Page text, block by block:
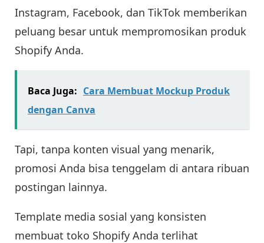
Instagram, Facebook, dan TikTok memberikan
peluang besar untuk mempromosikan produk
Shopify Anda.
Baca Juga: Cara Membuat Mockup Produk
dengan Canva
Tapi, tanpa konten visual yang menarik,
promosi Anda bisa tenggelam di antara ribuan
postingan lainnya.
Template media sosial yang konsisten
membuat toko Shopify Anda terlihat